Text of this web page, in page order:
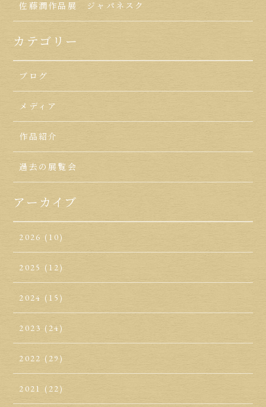
佐藤潤作品展 ジャパネスク
カテゴリー
ブログ
メディア
作品紹介
過去の展覧会
アーカイブ
2026 (10)
2025 (12)
2024 (15)
2023 (24)
2022 (29)
2021 (22)